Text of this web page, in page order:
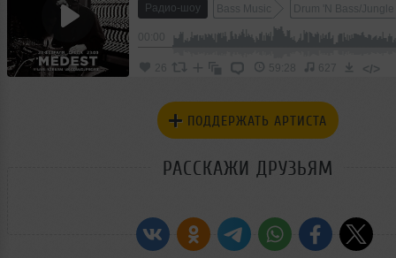
Радио-шоу Bass Music Drum 'N Bass/Jungle
26 59:28 627 </>
ПОДДЕРЖАТЬ АРТИСТА
РАССКАЖИ ДРУЗЬЯМ